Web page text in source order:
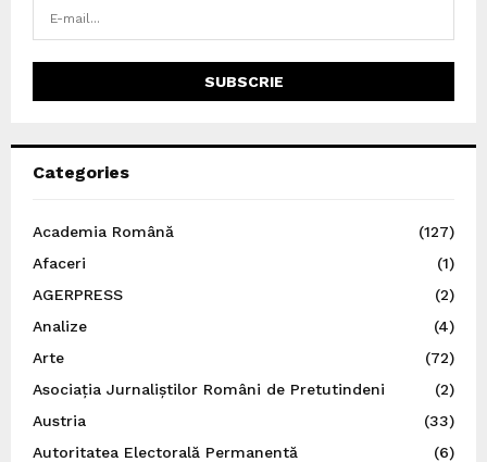
Categories
Academia Română
(127)
Afaceri
(1)
AGERPRESS
(2)
Analize
(4)
Arte
(72)
Asociația Jurnaliștilor Români de Pretutindeni
(2)
Austria
(33)
Autoritatea Electorală Permanentă
(6)